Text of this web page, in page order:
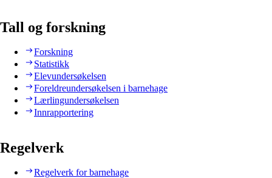
Tall og forskning
Forskning
Statistikk
Elevundersøkelsen
Foreldreundersøkelsen i barnehage
Lærlingundersøkelsen
Innrapportering
Regelverk
Regelverk for barnehage